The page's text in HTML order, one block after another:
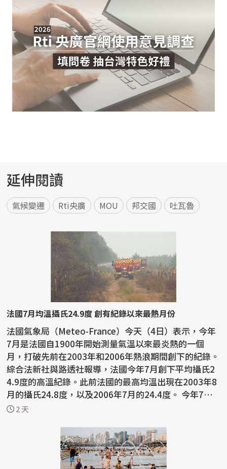
延伸閱讀
氣候變遷 Rti央廣 MOU 邦交國 吐瓦魯
法國7月均溫攝氏24.9度 創有紀錄以來最熱月份
法國氣象局（Meteo-France）今天（4日）表示，今年
7月是法國自1900年開始測量氣溫以來最炎熱的一個
月，打破先前在2003年和2006年熱浪期間創下的紀錄。
綜合法新社與路透社報導，法國今年7月創下平均攝氏2
4.9度的高溫紀錄。此前法國的最高均溫出現在2003年8
月的攝氏24.8度，以及2006年7月的24.4度。 今年7月
也是法國...
2 天